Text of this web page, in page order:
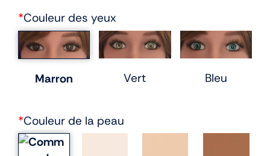
*Couleur des yeux
Marron Vert Bleu
*Couleur de la peau